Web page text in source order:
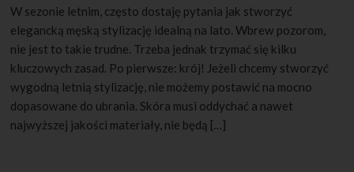
W sezonie letnim, często dostaję pytania jak stworzyć
elegancką męską stylizację idealną na lato. Wbrew pozorom,
nie jest to takie trudne. Trzeba jednak trzymać się kilku
kluczowych zasad. Po pierwsze: krój! Jeżeli chcemy stworzyć
wygodną letnią stylizację, nie możemy postawić na mocno
dopasowane do ubrania. Skóra musi oddychać a nawet
najwyższej jakości materiały, nie będą […]